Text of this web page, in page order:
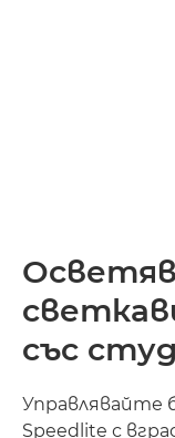
със
Управлявайте
Speedlite с